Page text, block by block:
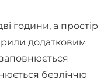
години, а простір
додатковим
безліччю